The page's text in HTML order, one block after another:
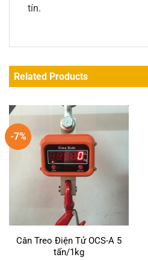
tín.
Related Products
-7%
Cân Treo Điện Tử OCS-A 5
tấn/1kg